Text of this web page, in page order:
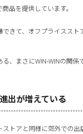
品を提供しています。
きて、オフプライススト
、まさにWIN-WINの関係
出が増えている
ストアと同様に郊外での出